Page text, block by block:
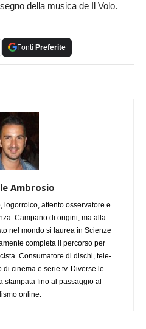
della musica de Il Volo.
Fonti Preferite
Ambrosio
logorroico, attento osservatore e
Campano di origini, ma alla
nel mondo si laurea in Scienze
completa il percorso per
Consumatore di dischi, tele-
cinema e serie tv. Diverse le
stampata fino al passaggio al
online.